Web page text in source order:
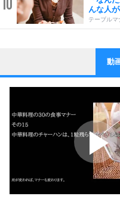
んな人
テーブル
1
ストレス
他人と
いっそ
いらいら
プラス思
ポジテ
ポジティ
ストレス
人生、
気楽に生き
動